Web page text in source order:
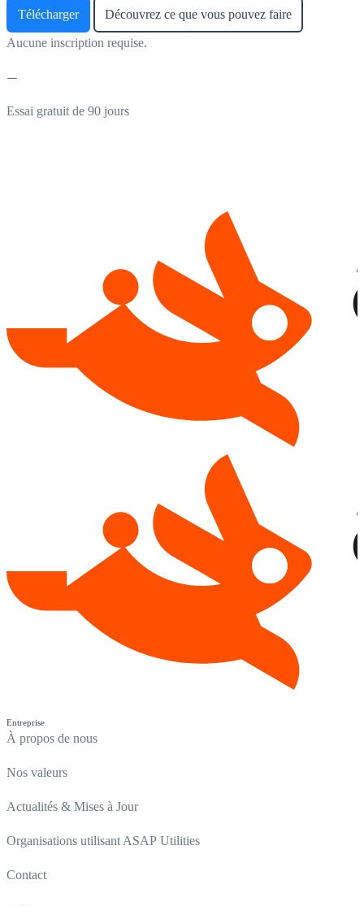
Télécharger Découvrez ce que vous pouvez faire
Aucune inscription requise.
Essai gratuit de 90 jours
Entreprise
À propos de nous
Nos valeurs
Actualités & Mises à Jour
Organisations utilisant ASAP Utilities
Contact